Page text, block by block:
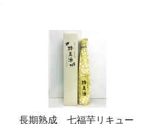
長期熟成 七福芋リキュー